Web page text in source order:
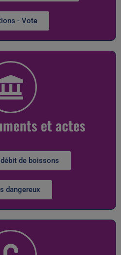
- Vote
et actes
de boissons
dangereux